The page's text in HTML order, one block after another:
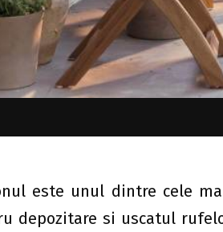
este unul dintre cele
depozitare si uscatul